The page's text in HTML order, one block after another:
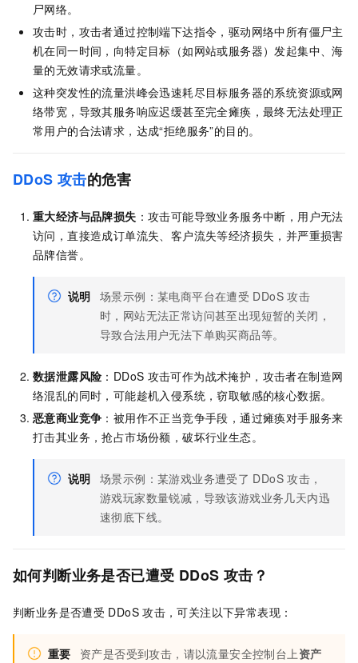
尸网络。
攻击时，攻击者通过控制端下达指令，驱动网络中所有僵尸主
机在同一时间，向特定目标（如网站或服务器）发起集中、海
量的无效请求或流量。
这种突发性的流量洪峰会迅速耗尽目标服务器的系统资源或网
络带宽，导致其服务响应迟缓甚至完全瘫痪，最终无法处理正
常用户的合法请求，达成“拒绝服务”的目的。
DDoS 攻击的危害
重大经济与品牌损失 ：攻击可能导致业务服务中断，用户无法
访问，直接造成订单流失、客户流失等经济损失，并严重损害
品牌信誉。
说明 场景示例：某电商平台在遭受 DDoS 攻击
时，网站无法正常访问甚至出现短暂的关闭，
导致合法用户无法下单购买商品等。
数据泄露风险 ：DDoS 攻击可作为战术掩护，攻击者在制造网
络混乱的同时，可能趁机入侵系统，窃取敏感的核心数据。
恶意商业竞争 ：被用作不正当竞争手段，通过瘫痪对手服务来
打击其业务，抢占市场份额，破坏行业生态。
说明 场景示例：某游戏业务遭受了 DDoS 攻击，
游戏玩家数量锐减，导致该游戏业务几天内迅
速彻底下线。
如何判断业务是否已遭受 DDoS 攻击？
判断业务是否遭受 DDoS 攻击，可关注以下异常表现：
重要 资产是否受到攻击，请以流量安全控制台上资产